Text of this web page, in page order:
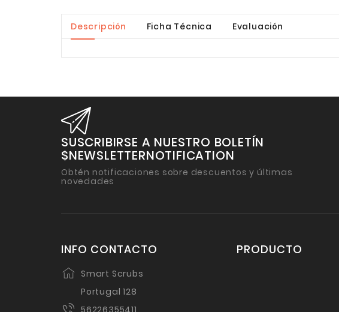
Descripción Ficha Técnica Evaluación
SUSCRIBIRSE A NUESTRO BOLETÍN
$NEWSLETTERNOTIFICATION
Obtén notificaciones sobre descuentos y últimas
novedades
INFO CONTACTO
Smart Scrubs
Portugal 128
56226355411
PRODUCTO